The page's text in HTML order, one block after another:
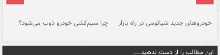
خودروهای جدید شیائومی در راه بازار چرا سیم‌کشی خودرو ذوب می‌شود؟
این مطالب را از دست ندهید....